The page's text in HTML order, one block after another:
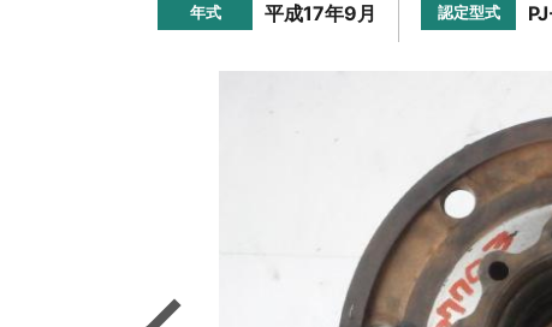
年式 平成17年9月 認定型式